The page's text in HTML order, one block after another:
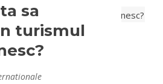
sa
turismul